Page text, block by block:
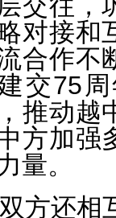
对接和
合作不
交75
推动越
方加强
量。
双方还相